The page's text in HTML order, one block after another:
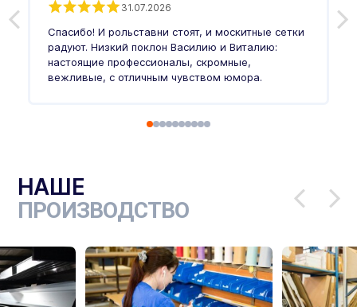
31.07.2026
Спасибо! И рольставни стоят, и москитные сетки
радуют. Низкий поклон Василию и Виталию:
настоящие профессионалы, скромные,
вежливые, с отличным чувством юмора.
НАШЕ
ПРОИЗВОДСТВО